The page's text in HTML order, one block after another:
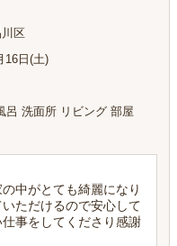
区
16日(土)
呂 洗面所 リビング 部屋
中がとても綺麗になり
ただけるので安心して
事をしてくださり感謝